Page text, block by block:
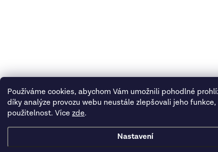
Používáme cookies, abychom Vám umožnili pohodlné
díky analýze provozu webu neustále zlepšovali jeho funkce,
použitelnost. Více zde.
Nastavení